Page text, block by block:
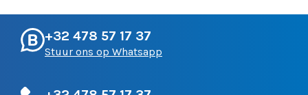
+32 478 57 17 37
Stuur ons op Whatsapp